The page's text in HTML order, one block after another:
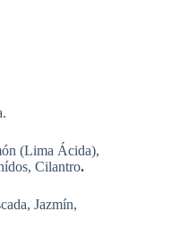
(Lima Ácida),
Cilantro.
Jazmín,